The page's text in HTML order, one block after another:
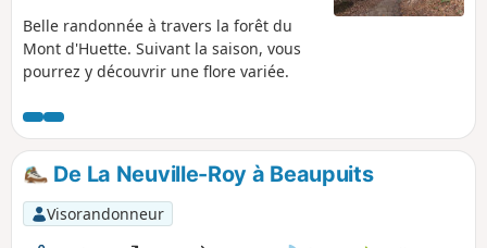
Belle randonnée à travers la forêt du
Mont d'Huette. Suivant la saison, vous
pourrez y découvrir une flore variée.
De La Neuville-Roy à Beaupuits
Visorandonneur